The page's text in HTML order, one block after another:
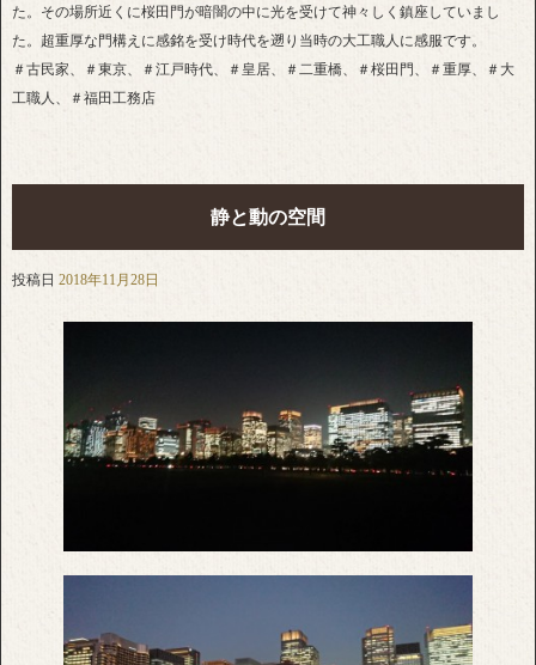
た。その場所近くに桜田門が暗闇の中に光を受けて神々しく鎮座していまし
た。超重厚な門構えに感銘を受け時代を遡り当時の大工職人に感服です。
＃古民家、＃東京、＃江戸時代、＃皇居、＃二重橋、＃桜田門、＃重厚、＃大
工職人、＃福田工務店
静と動の空間
投稿日 2018年11月28日